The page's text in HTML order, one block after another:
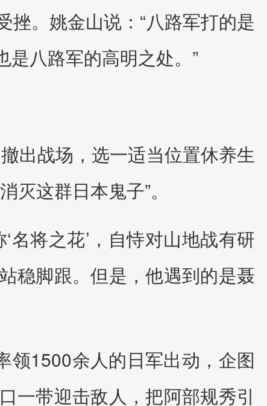
。姚金山说：“八路军打的是
八路军的高明之处。”
出战场，选一适当位置休养生
这群日本鬼子”。
名将之花’，自恃对山地战有研
稳脚跟。但是，他遇到的是聂
领1500余人的日军出动，企图
一带迎击敌人，把阿部规秀引